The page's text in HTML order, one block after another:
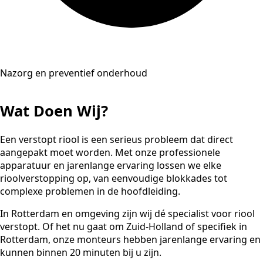
Nazorg en preventief onderhoud
Wat Doen Wij?
Een verstopt riool is een serieus probleem dat direct
aangepakt moet worden. Met onze professionele
apparatuur en jarenlange ervaring lossen we elke
rioolverstopping op, van eenvoudige blokkades tot
complexe problemen in de hoofdleiding.
In Rotterdam en omgeving zijn wij dé specialist voor riool
verstopt. Of het nu gaat om Zuid-Holland of specifiek in
Rotterdam, onze monteurs hebben jarenlange ervaring en
kunnen binnen 20 minuten bij u zijn.